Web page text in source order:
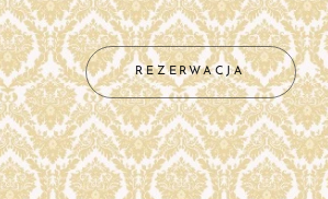
REZERWACJA